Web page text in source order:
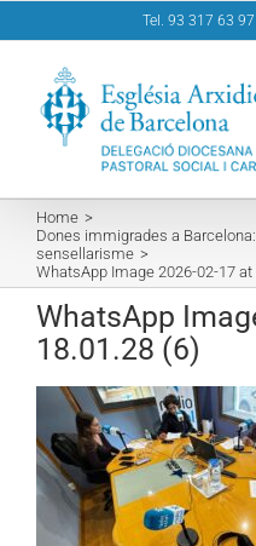
to
Tel. 93 317 63 97
Home
Dones immigrades a
sensellarisme
WhatsApp Image 2026-02-17 at
WhatsApp
18.01.28 (6)